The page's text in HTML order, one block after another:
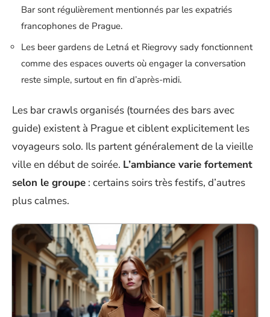
Bar sont régulièrement mentionnés par les expatriés
francophones de Prague.
Les beer gardens de Letná et Riegrovy sady fonctionnent
comme des espaces ouverts où engager la conversation
reste simple, surtout en fin d’après-midi.
Les bar crawls organisés (tournées des bars avec
guide) existent à Prague et ciblent explicitement les
voyageurs solo. Ils partent généralement de la vieille
ville en début de soirée. L’ambiance varie fortement
selon le groupe : certains soirs très festifs, d’autres
plus calmes.